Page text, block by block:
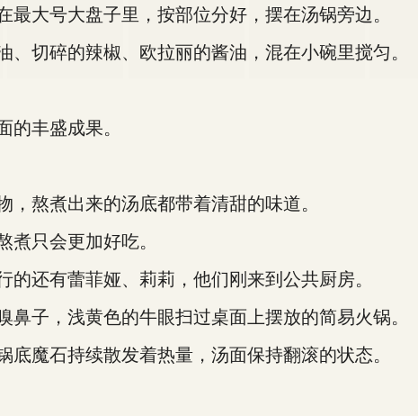
大号大盘子里，按部位分好，摆在汤锅旁边。
碎的辣椒、欧拉丽的酱油，混在小碗里搅匀。
丰盛成果。
熬煮出来的汤底都带着清甜的味道。
只会更加好吃。
还有蕾菲娅、莉莉，他们刚来到公共厨房。
子，浅黄色的牛眼扫过桌面上摆放的简易火锅。
魔石持续散发着热量，汤面保持翻滚的状态。